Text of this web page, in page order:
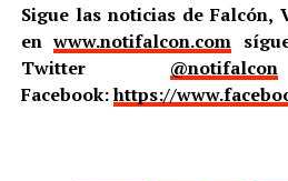
Sigue las noticias de Falcón,
enwww.notifalcon.com
Twitter @notifalcon
Facebook:https://